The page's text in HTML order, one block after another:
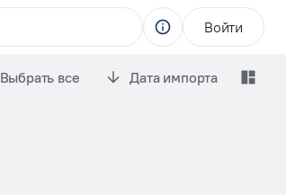
Войти
Выбрать все Дата импорта